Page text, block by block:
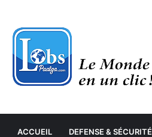
ACCUEIL DEFENSE & SÉCURITÉ